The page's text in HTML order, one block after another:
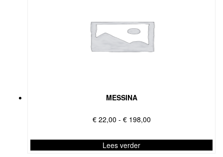
MESSINA
€22,00 - €198,00Prijsklasse:
tot
€ 198,00
Lees verder